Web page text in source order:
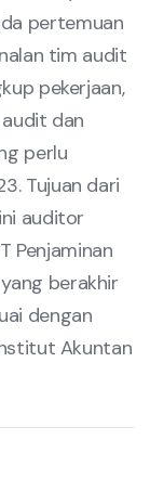
pertemuan
tim audit
pekerjaan,
dan
perlu
Tujuan dari
auditor
Penjaminan
berakhir
dengan
Akuntan